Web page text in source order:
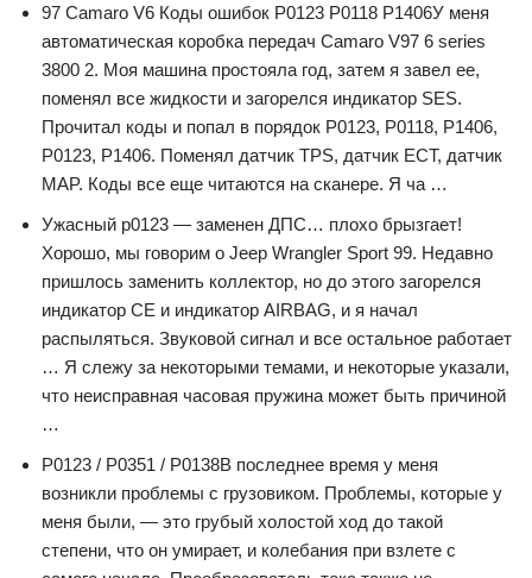
97 Camaro V6 Коды ошибок P0123 P0118 P1406У меня
автоматическая коробка передач Camaro V97 6 series
3800 2. Моя машина простояла год, затем я завел ее,
поменял все жидкости и загорелся индикатор SES.
Прочитал коды и попал в порядок P0123, P0118, P1406,
P0123, P1406. Поменял датчик TPS, датчик ECT, датчик
MAP. Коды все еще читаются на сканере. Я ча …
Ужасный p0123 — заменен ДПС… плохо брызгает!
Хорошо, мы говорим о Jeep Wrangler Sport 99. Недавно
пришлось заменить коллектор, но до этого загорелся
индикатор CE и индикатор AIRBAG, и я начал
распыляться. Звуковой сигнал и все остальное работает
… Я слежу за некоторыми темами, и некоторые указали,
что неисправная часовая пружина может быть причиной
…
P0123 / P0351 / P0138В последнее время у меня
возникли проблемы с грузовиком. Проблемы, которые у
меня были, — это грубый холостой ход до такой
степени, что он умирает, и колебания при взлете с